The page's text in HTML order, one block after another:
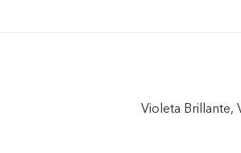
Violeta Brillante,